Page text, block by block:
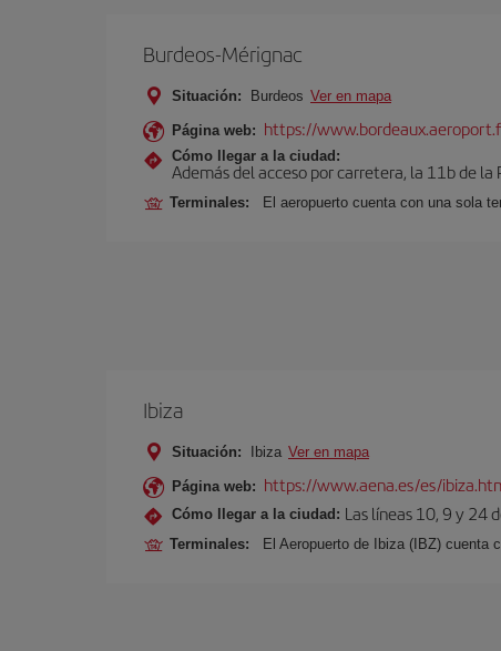
Burdeos-Mérignac
Situación: Burdeos Ver en mapa
Página web: https://
Cómo llegar a la ciudad:
Además del acceso por carretera, la 11b de
Terminales: El aeropuerto cuenta con una sola
Ibiza
Situación: Ibiza Ver en mapa
Página web: https://www.aena.es/es/
Cómo llegar a la ciudad: Las líneas 10, 9 y 24
Terminales: El Aeropuerto de Ibiza (IBZ) cuenta